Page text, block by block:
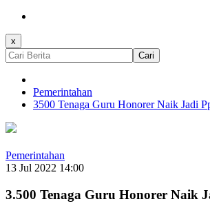
x
Cari
Pemerintahan
3500 Tenaga Guru Honorer Naik Jadi
Pemerintahan
13 Jul 2022 14:00
3.500 Tenaga Guru Honorer Naik